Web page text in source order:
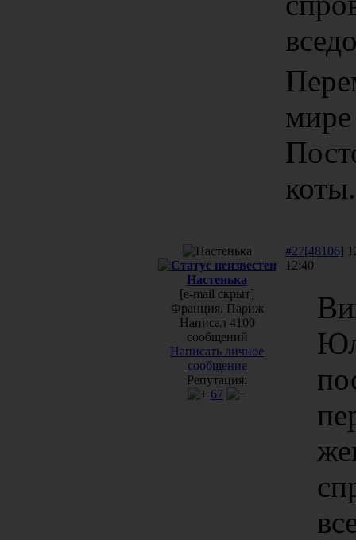
мире
коты.
Настенька
[e-mail скрыт]
Франция, Париж
Написал 4100
сообщений
Написать личное
сообщение
Репутация:
67
#27[48106]
12:40